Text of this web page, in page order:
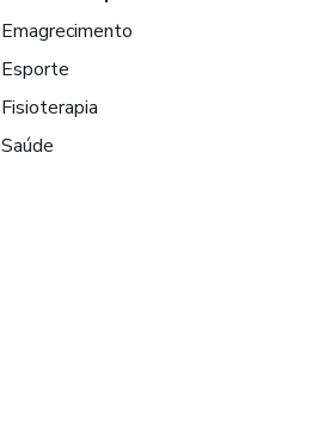
Emagrecimento
Esporte
Fisioterapia
Saúde